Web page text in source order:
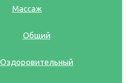
Массаж
Общий
Оздоровительный